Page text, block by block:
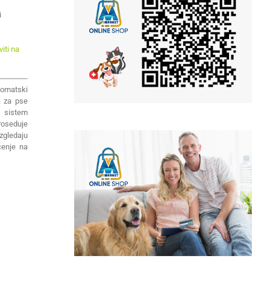
na
za pse
sistem
na